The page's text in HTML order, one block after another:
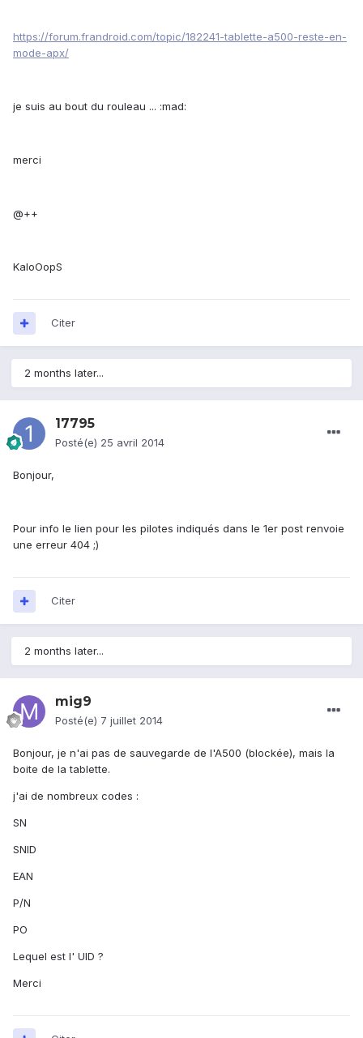
https://forum.frandroid.com/topic/182241-tablette-a500-reste-en-
mode-apx/
je suis au bout du rouleau ... :mad:
merci
@++
KaloOopS
Citer
2 months later...
17795
Posté(e) 25 avril 2014
Bonjour,
Pour info le lien pour les pilotes indiqués dans le 1er post renvoie
une erreur 404 ;)
Citer
2 months later...
mig9
Posté(e) 7 juillet 2014
Bonjour, je n'ai pas de sauvegarde de l'A500 (blockée), mais la
boite de la tablette.
j'ai de nombreux codes :
SN
SNID
EAN
P/N
PO
Lequel est l' UID ?
Merci